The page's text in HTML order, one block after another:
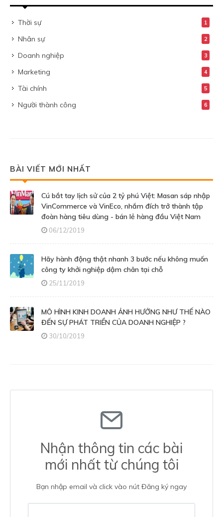
Thời sự 1
Nhân sự 2
Doanh nghiệp 3
Marketing 4
Tài chính 5
Người thành công 6
BÀI VIẾT MỚI NHẤT
Cú bắt tay lịch sử của 2 tỷ phú Việt: Masan sáp nhập
VinCommerce và VinEco, nhắm đích trở thành tập
đoàn hàng tiêu dùng - bán lẻ hàng đầu Việt Nam
06/12/2019
Hãy hành động thật nhanh 3 bước nếu không muốn
công ty khởi nghiệp dậm chân tại chỗ
25/11/2019
MÔ HÌNH KINH DOANH ẢNH HƯỞNG NHƯ THẾ NÀO
ĐẾN SỰ PHÁT TRIỂN CỦA DOANH NGHIỆP ?
30/10/2019
Nhận thông tin các bài
mới nhất từ chúng tôi
Bạn nhập email và click vào nút Đăng ký ngay